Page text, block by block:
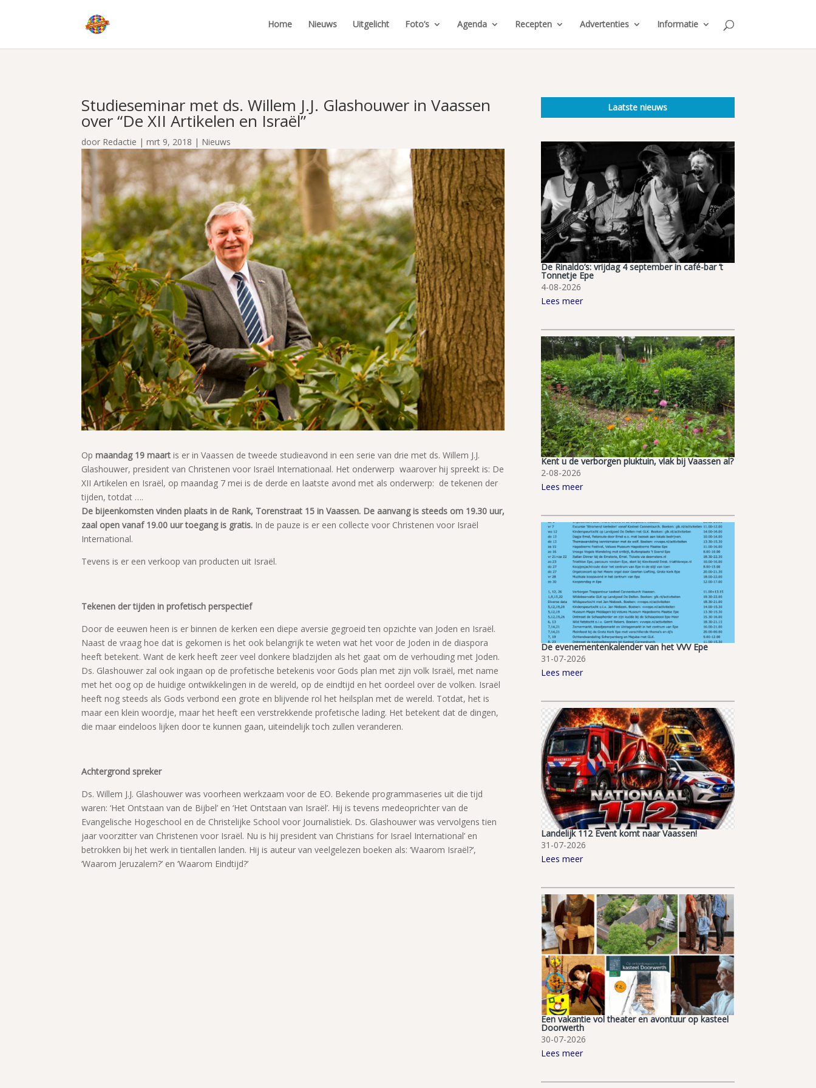
Home Nieuws Uitgelicht Foto’s Agenda Recepten Advertenties Informatie
Studieseminar met ds. Willem J.J. Glashouwer in Vaassen
over “De XII Artikelen en Israël”
door Redactie |mrt 9, 2018 | Nieuws
Opmaandag 19 maart is er in Vaassen de tweede studieavond in een serie van drie met ds. Willem J.J.
Glashouwer, president van Christenen voor Israël Internationaal. Het onderwerp waarover hij spreekt is: De
XII Artikelen en Israël, op maandag 7 mei is de derde en laatste avond met als onderwerp: de tekenen der
tijden, totdat ….
De bijeenkomsten vinden plaats in de Rank, Torenstraat 15 in Vaassen. De aanvang is steeds om 19.30 uur,
zaal open vanaf 19.00 uur toegang is gratis. In de pauze is er een collecte voor Christenen voor Israël
International.
Tevens is er een verkoop van producten uit Israël.
Tekenen der tijden in profetisch perspectief
Door de eeuwen heen is er binnen de kerken een diepe aversie gegroeid ten opzichte van Joden en Israël.
Naast de vraag hoe dat is gekomen is het ook belangrijk te weten wat het voor de Joden in de diaspora
heeft betekent. Want de kerk heeft zeer veel donkere bladzijden als het gaat om de verhouding met Joden.
Ds. Glashouwer zal ook ingaan op de profetische betekenis voor Gods plan met zijn volk Israël, met name
met het oog op de huidige ontwikkelingen in de wereld, op de eindtijd en het oordeel over de volken. Israël
heeft nog steeds als Gods verbond een grote en blijvende rol het heilsplan met de wereld. Totdat, het is
maar een klein woordje, maar het heeft een verstrekkende profetische lading. Het betekent dat de dingen,
die maar eindeloos lijken door te kunnen gaan, uiteindelijk toch zullen veranderen.
Achtergrond spreker
Ds. Willem J.J. Glashouwer was voorheen werkzaam voor de EO. Bekende programmaseries uit die tijd
waren: ‘Het Ontstaan van de Bijbel’ en ‘Het Ontstaan van Israël’. Hij is tevens medeoprichter van de
Evangelische Hogeschool en de Christelijke School voor Journalistiek. Ds. Glashouwer was vervolgens tien
jaar voorzitter van Christenen voor Israël. Nu is hij president van Christians for Israel International’ en
betrokken bij het werk in tientallen landen. Hij is auteur van veelgelezen boeken als: ‘Waarom Israël?’,
‘Waarom Jeruzalem?’ en ‘Waarom Eindtijd?’
Laatste nieuws
De Rinaldo’s: vrijdag 4 september in café-bar ’t
Tonnetje Epe
4-08-2026
Lees meer
Kent u de verborgen pluktuin, vlak bij Vaassen al?
2-08-2026
Lees meer
De evenementenkalender van het VVV Epe
31-07-2026
Lees meer
Landelijk 112 Event komt naar Vaassen!
31-07-2026
Lees meer
Een vakantie vol theater en avontuur op kasteel
Doorwerth
30-07-2026
Lees meer